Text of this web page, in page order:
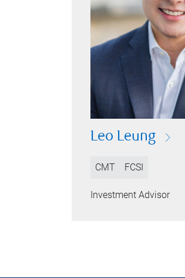
Leo Leung
CMT FCSI
Investment Advisor